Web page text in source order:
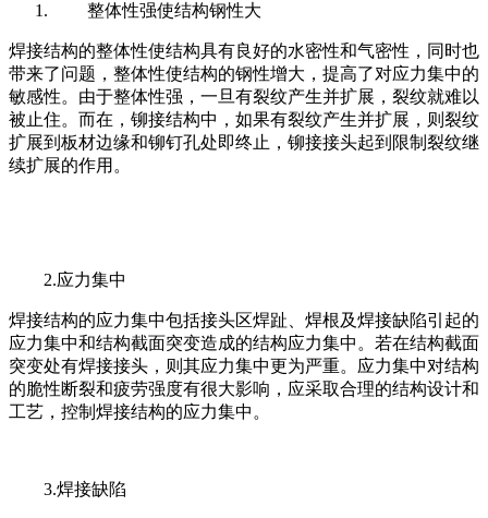
整体性强使结构钢性大
焊接结构的整体性使结构具有良好的水密性和气密性，同时也
带来了问题，整体性使结构的钢性增大，提高了对应力集中的
敏感性。由于整体性强，一旦有裂纹产生并扩展，裂纹就难以
被止住。而在，铆接结构中，如果有裂纹产生并扩展，则裂纹
扩展到板材边缘和铆钉孔处即终止，铆接接头起到限制裂纹继
续扩展的作用。
2.应力集中
焊接结构的应力集中包括接头区焊趾、焊根及焊接缺陷引起的
应力集中和结构截面突变造成的结构应力集中。若在结构截面
突变处有焊接接头，则其应力集中更为严重。应力集中对结构
的脆性断裂和疲劳强度有很大影响，应采取合理的结构设计和
工艺，控制焊接结构的应力集中。
3.焊接缺陷